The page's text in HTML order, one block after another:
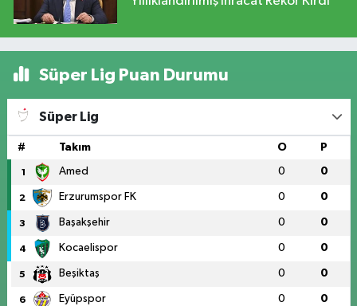
Süper Lig Puan Durumu
Süper Lig
# Takım O P
1 Amed 0 0
2 Erzurumspor FK 0 0
3 Başakşehir 0 0
4 Kocaelispor 0 0
5 Beşiktaş 0 0
6 Eyüpspor 0 0